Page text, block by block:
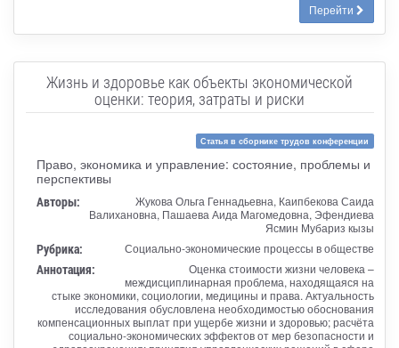
Перейти
Жизнь и здоровье как объекты экономической
оценки: теория, затраты и риски
Статья в сборнике трудов конференции
Право, экономика и управление: состояние, проблемы и
перспективы
Авторы:
Жукова Ольга Геннадьевна, Каипбекова Саида
Валихановна, Пашаева Аида Магомедовна, Эфендиева
Ясмин Мубариз кызы
Рубрика: Социально-экономические процессы в обществе
Аннотация:
Оценка стоимости жизни человека –
междисциплинарная проблема, находящаяся на
стыке экономики, социологии, медицины и права. Актуальность
исследования обусловлена необходимостью обоснования
компенсационных выплат при ущербе жизни и здоровью; расчёта
социально-экономических эффектов от мер безопасности и